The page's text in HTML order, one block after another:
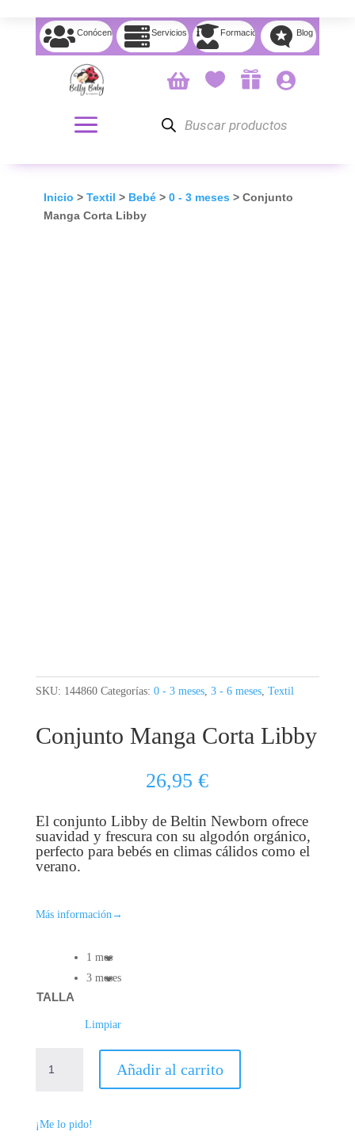
Conócenos Servicios  Formación  Blog
   
productos
Inicio > Textil > Bebé> 0 - 3 meses > Conjunto
Manga Corta Libby
SKU: 144860 Categorías: 0 - 3 meses, 3 - 6 meses, Textil
Conjunto Manga Corta Libby
26,95€
El conjunto Libby de Beltin Newborn ofrece
suavidad y frescura con su algodón orgánico,
perfecto para bebés en climas cálidos como el
verano.
Más información →
TALLA
1 mes
3 meses
Limpiar
CONJUNTO
MANGA
CANTIDAD
Añadir al carrito
¡Me lo pido!